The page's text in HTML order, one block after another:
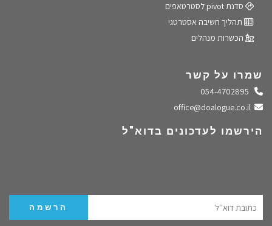
סדנת pivot לסטרטאפים
תהליך חשיבה אסטרטגי
הכשרות מנהלים
שמרו על קשר
התקשרו אלינו
שלחו מייל
הירשמו לעדכונים בדוא"ל